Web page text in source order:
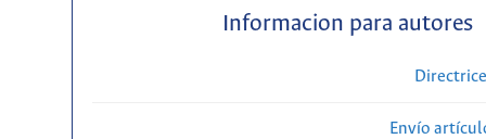
Informacion para autores
Envío